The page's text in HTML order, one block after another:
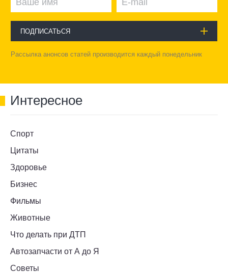
ПОДПИСАТЬСЯ
Рассылка анонсов статей производится каждый понедельник
Интересное
Спорт
Цитаты
Здоровье
Бизнес
Фильмы
Животные
Что делать при ДТП
Автозапчасти от А до Я
Советы